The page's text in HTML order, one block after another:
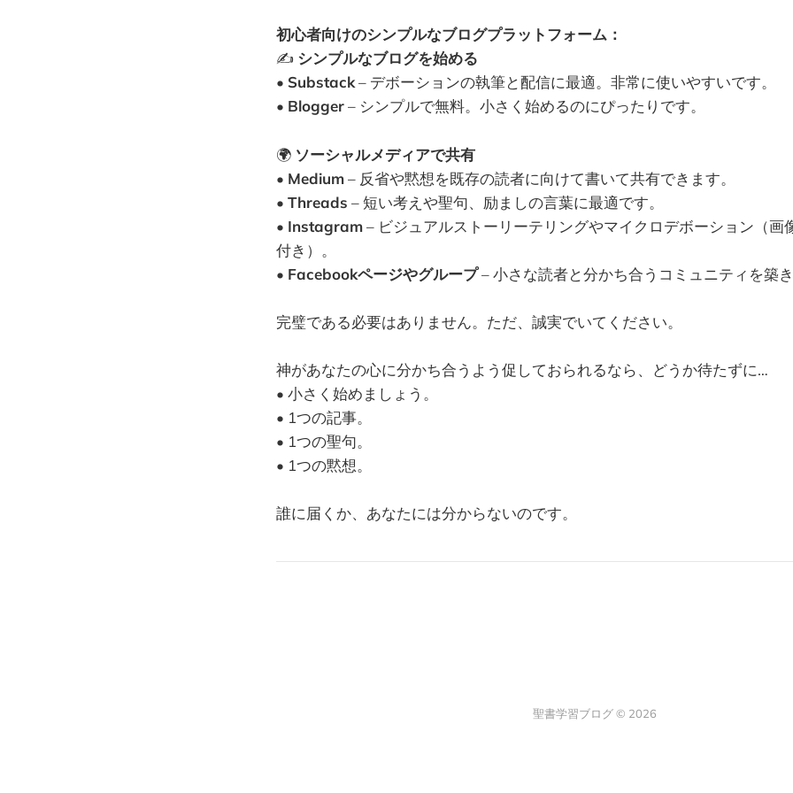
初心者向けのシンプルなブログプラットフォーム：
✍️ シンプルなブログを始める
• Substack– デボーションの執筆と配信に最適。非常に使いやすいです。
• Blogger– シンプルで無料。小さく始めるのにぴったりです。
🌍 ソーシャルメディアで共有
• Medium– 反省や黙想を既存の読者に向けて書いて共有できます。
• Threads – 短い考えや聖句、励ましの言葉に最適です。
• Instagram– ビジュアルストーリーテリングやマイクロデボーション（画
付き）。
• Facebookページやグループ– 小さな読者と分かち合うコミュニティを築き
完璧である必要はありません。ただ、誠実でいてください。
神があなたの心に分かち合うよう促しておられるなら、どうか待たずに…
• 小さく始めましょう。
• 1つの記事。
• 1つの聖句。
• 1つの黙想。
誰に届くか、あなたには分からないのです。
聖書学習ブログ © 2026